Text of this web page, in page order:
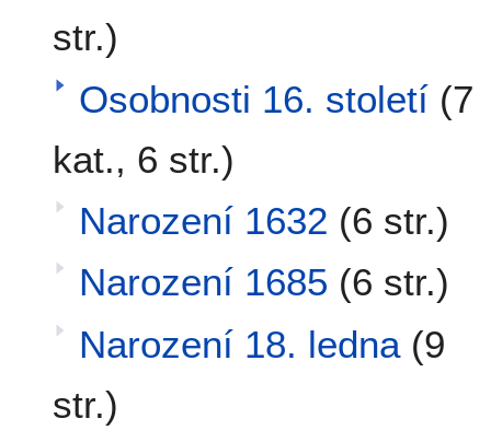
str.)
Osobnosti 16. století (7
kat., 6 str.)
Narození 1632 (6 str.)
Narození 1685 (6 str.)
Narození 18. ledna (9
str.)